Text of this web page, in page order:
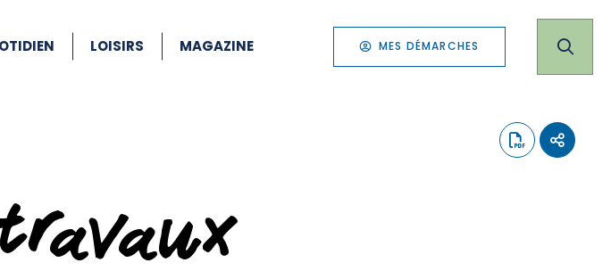
LOISIRS MAGAZINE MES DÉMARCHES